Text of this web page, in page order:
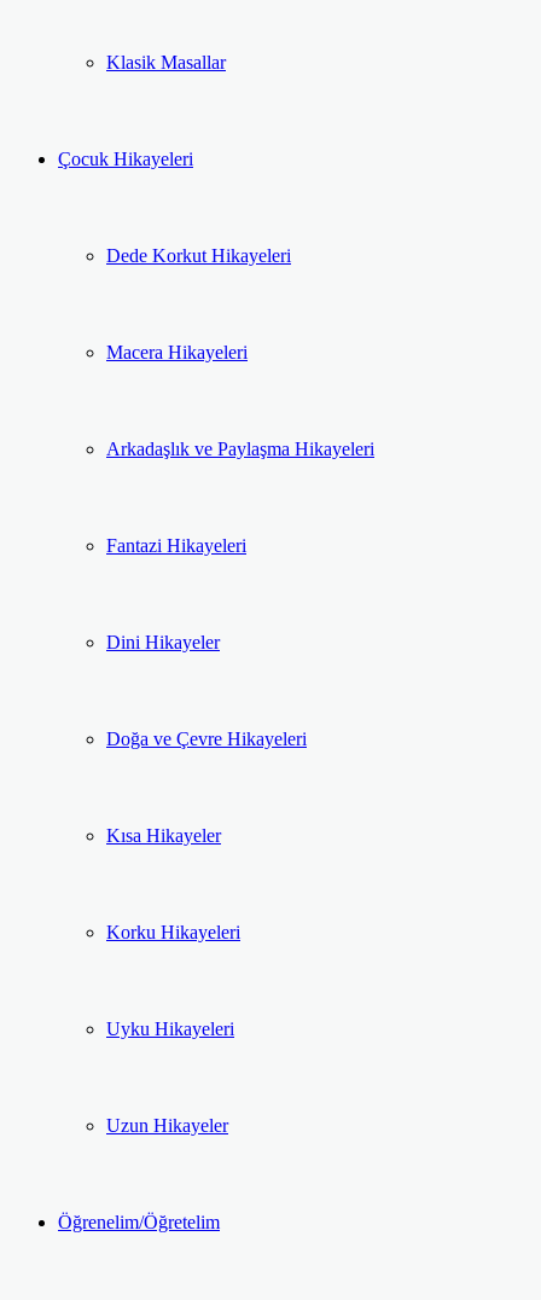
Klasik Masallar
Çocuk Hikayeleri
Dede Korkut Hikayeleri
Macera Hikayeleri
Arkadaşlık ve Paylaşma Hikayeleri
Fantazi Hikayeleri
Dini Hikayeler
Doğa ve Çevre Hikayeleri
Kısa Hikayeler
Korku Hikayeleri
Uyku Hikayeleri
Uzun Hikayeler
Öğrenelim/Öğretelim